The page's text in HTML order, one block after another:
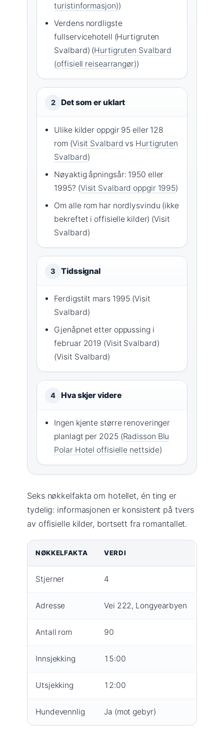
turistinformasjon))
Verdens nordligste
fullservicehotell (Hurtigruten
Svalbard) (Hurtigruten Svalbard
(offisiell reisearrangør))
2 Det som er uklart
Ulike kilder oppgir 95 eller 128
rom (Visit Svalbard vs Hurtigruten
Svalbard)
Nøyaktig åpningsår: 1950 eller
1995? (Visit Svalbard oppgir 1995)
Om alle rom har nordlysvindu (ikke
bekreftet i offisielle kilder) (Visit
Svalbard)
3 Tidssignal
Ferdigstilt mars 1995 (Visit
Svalbard)
Gjenåpnet etter oppussing i
februar 2019 (Visit Svalbard)
(Visit Svalbard)
4 Hva skjer videre
Ingen kjente større renoveringer
planlagt per 2025 (Radisson Blu
Polar Hotel offisielle nettside)
Seks nøkkelfakta om hotellet, én ting er
tydelig: informasjonen er konsistent på tvers
av offisielle kilder, bortsett fra romantallet.
NØKKELFAKTA VERDI
Stjerner 4
Adresse Vei 222, Longyearbyen
Antall rom 90
Innsjekking 15:00
Utsjekking 12:00
Hundevennlig Ja (mot gebyr)